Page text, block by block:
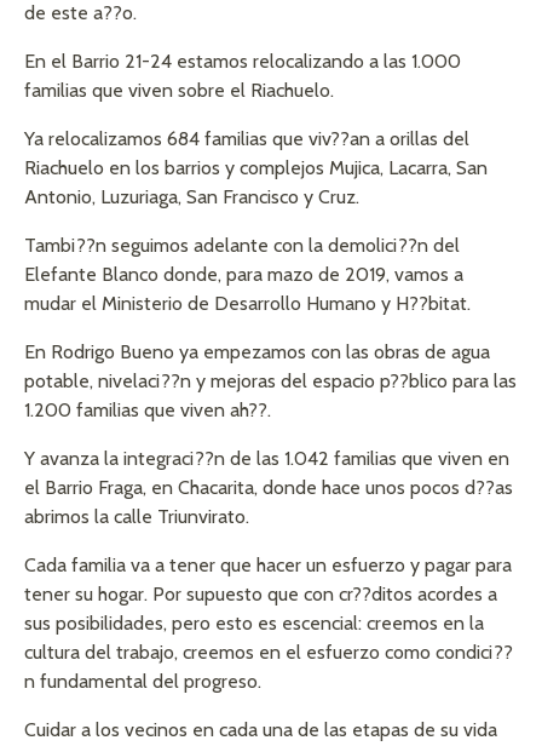
de este a??o.
En el Barrio 21-24 estamos relocalizando a las 1.000
familias que viven sobre el Riachuelo.
Ya relocalizamos 684 familias que viv??an a orillas del
Riachuelo en los barrios y complejos Mujica, Lacarra, San
Antonio, Luzuriaga, San Francisco y Cruz.
Tambi??n seguimos adelante con la demolici??n del
Elefante Blanco donde, para mazo de 2019, vamos a
mudar el Ministerio de Desarrollo Humano y H??bitat.
En Rodrigo Bueno ya empezamos con las obras de agua
potable, nivelaci??n y mejoras del espacio p??blico para las
1.200 familias que viven ah??.
Y avanza la integraci??n de las 1.042 familias que viven en
el Barrio Fraga, en Chacarita, donde hace unos pocos d??as
abrimos la calle Triunvirato.
Cada familia va a tener que hacer un esfuerzo y pagar para
tener su hogar. Por supuesto que con cr??ditos acordes a
sus posibilidades, pero esto es escencial: creemos en la
cultura del trabajo, creemos en el esfuerzo como condici??
n fundamental del progreso.
Cuidar a los vecinos en cada una de las etapas de su vida